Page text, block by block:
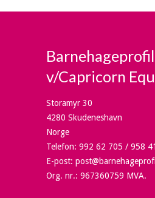
v/Capricorn
Storamyr 30
4280 Skudeneshavn
Norge
Telefon: 992 62 705 / 958
E-post:
Org. nr.: 967360759 MVA.